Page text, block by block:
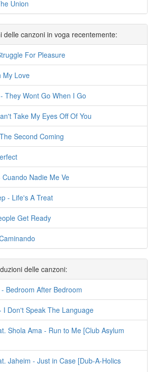
Union
delle canzoni in voga recentemente:
For Pleasure
My Love
They Wont Go When I Go
Take My Eyes Off Of You
Second Coming
Nadie Me Ve
- Life's A Treat
Get Ready
delle canzoni:
Bedroom After Bedroom
I Don't Speak The Language
Shola Ama - Run to Me [Club Asylum
Jaheim - Just in Case [Dub-A-Holics